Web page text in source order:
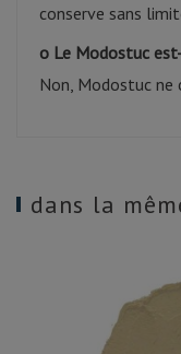
conserve sans
o Le Modostuc
Non, Modostuc ne
dans la